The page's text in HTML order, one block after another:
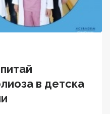
в детска